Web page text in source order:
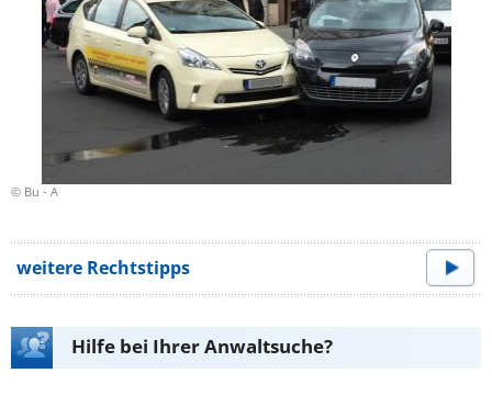
© Bu - A
weitere Rechtstipps
Hilfe bei Ihrer Anwaltsuche?